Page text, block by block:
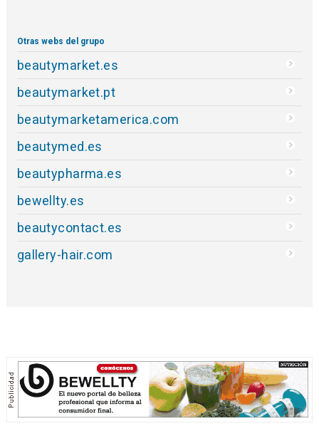
Otras webs del grupo
beautymarket.es
beautymarket.pt
beautymarketamerica.com
beautymed.es
beautypharma.es
bewellty.es
beautycontact.es
gallery-hair.com